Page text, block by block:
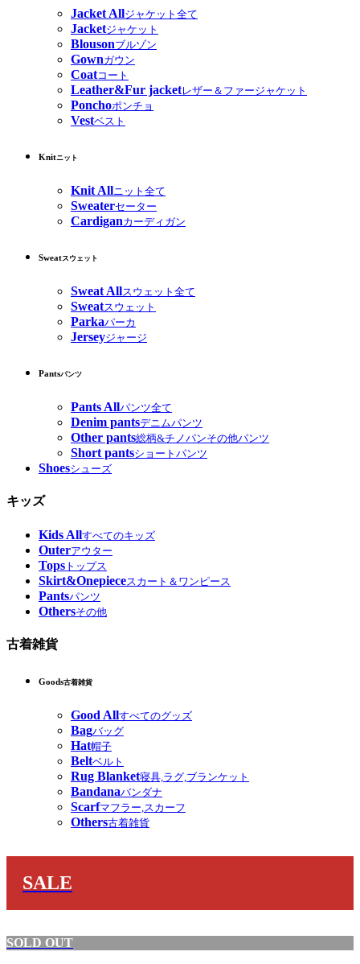
Jacket Allジャケット全て
Jacketジャケット
Blousonブルゾン
Gownガウン
Coatコート
Leather&Fur jacketレザー＆ファージャケット
Ponchoポンチョ
Vestベスト
Knitニット
Knit Allニット全て
Sweaterセーター
Cardiganカーディガン
Sweatスウェット
Sweat Allスウェット全て
Sweatスウェット
Parkaパーカ
Jerseyジャージ
Pantsパンツ
Pants Allパンツ全て
Denim pantsデニムパンツ
Other pants総柄&チノパンその他パンツ
Short pantsショートパンツ
Shoesシューズ
キッズ
Kids Allすべてのキッズ
Outerアウター
Tops トップス
Skirt&Onepieceスカート＆ワンピース
Pantsパンツ
Othersその他
古着雑貨
Goods古着雑貨
Good Allすべてのグッズ
Bagバッグ
Hat帽子
Beltベルト
Rug Blanket寝具,ラグ,ブランケット
Bandanaバンダナ
Scarfマフラー,スカーフ
Others古着雑貨
SALE
SOLD OUT